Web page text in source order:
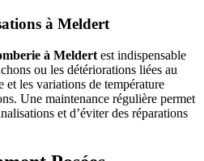
à Meldert
à Meldert est indispensable
ou les détériorations liées au
et les variations de température
Une maintenance régulière permet
et d’éviter des réparations